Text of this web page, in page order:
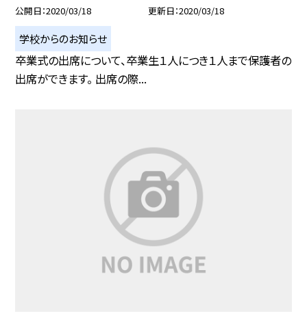
公開日 2020/03/18 更新日 2020/03/18
学校からのお知らせ
卒業式の出席について、卒業生１人につき１人まで保護者の
出席ができます。 出席の際...